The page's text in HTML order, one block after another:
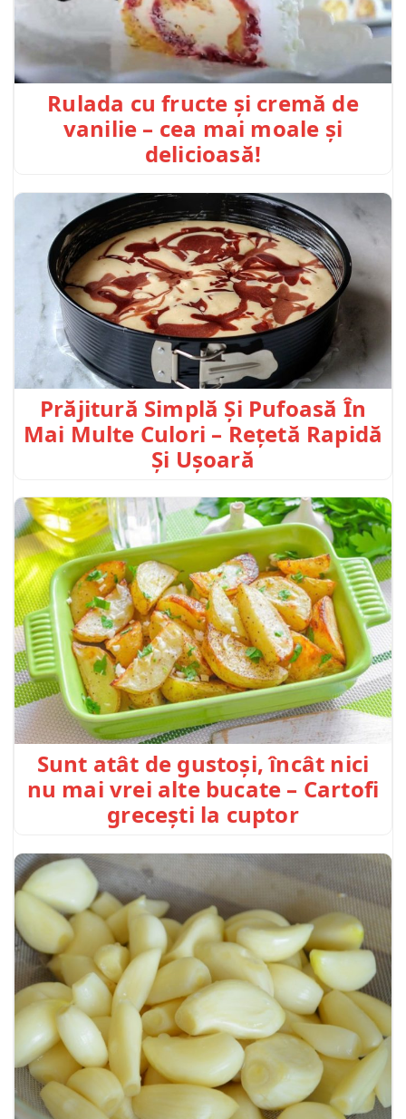
Rulada cu fructe și cremă de
vanilie – cea mai moale și
delicioasă!
Prăjitură Simplă Și Pufoasă În
Mai Multe Culori – Rețetă Rapidă
Și Ușoară
Sunt atât de gustoși, încât nici
nu mai vrei alte bucate – Cartofi
grecești la cuptor